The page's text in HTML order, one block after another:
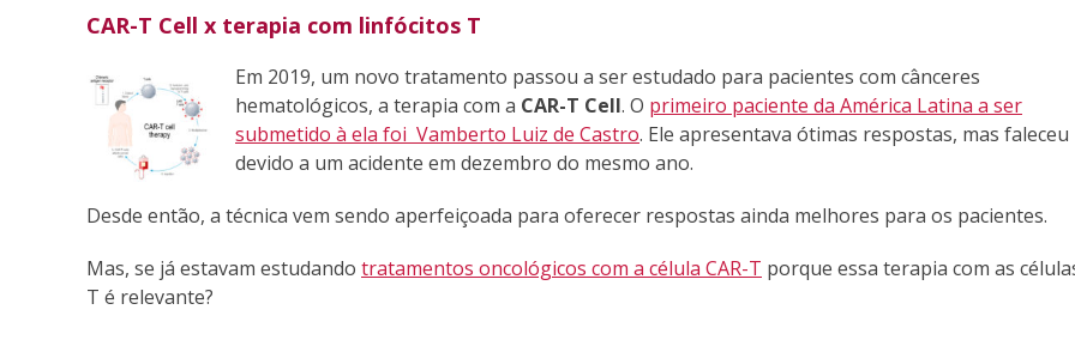
CAR-T Cell x terapia com linfócitos T
Em 2019, um novo tratamento passou a ser estudado para pacientes com cânceres
hematológicos, a terapia com a CAR-T Cell. O primeiro paciente da América Latina a ser
submetido à ela foi Vamberto Luiz de Castro. Ele apresentava ótimas respostas, mas faleceu
devido a um acidente em dezembro do mesmo ano.
Desde então, a técnica vem sendo aperfeiçoada para oferecer respostas ainda melhores para os pacientes.
Mas, se já estavam estudando tratamentos oncológicos com a célula CAR-T porque essa terapia com as
T é relevante?